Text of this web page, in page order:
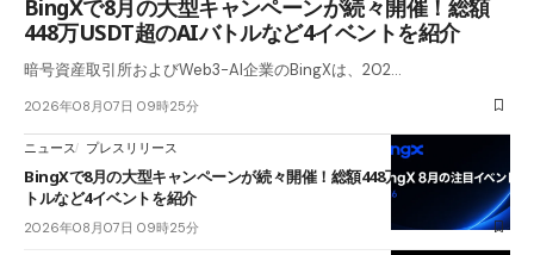
BingXで8月の大型キャンペーンが続々開催！総額
448万USDT超のAIバトルなど4イベントを紹介
暗号資産取引所およびWeb3-AI企業のBingXは、202…
2026年08月07日 09時25分
ニュース プレスリリース
BingXで8月の大型キャンペーンが続々開催！総額448万USDT超のAIバ
トルなど4イベントを紹介
2026年08月07日 09時25分